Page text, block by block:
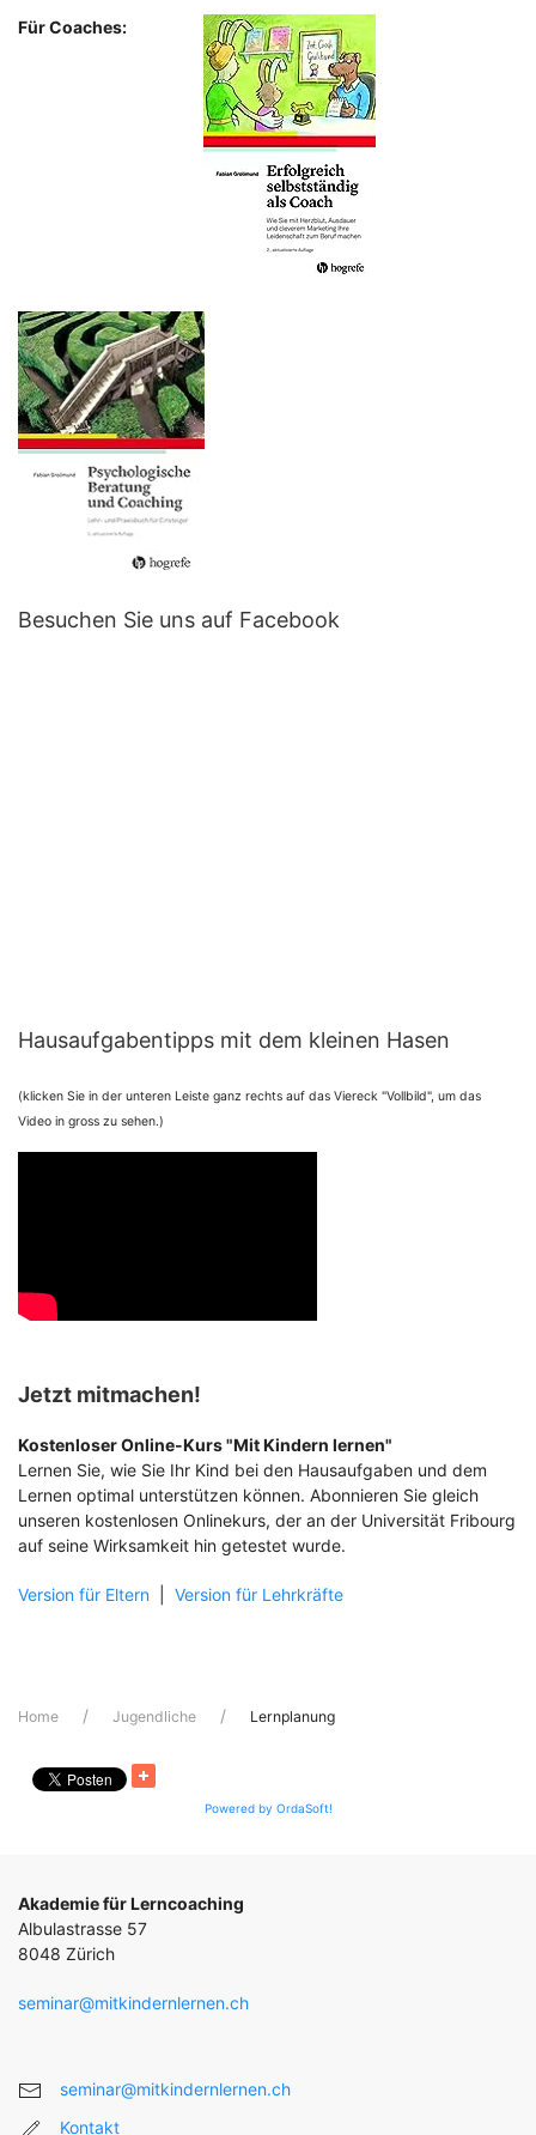
Für Coaches:
Besuchen Sie uns auf Facebook
Hausaufgabentipps mit dem kleinen Hasen
(klicken Sie in der unteren Leiste ganz rechts auf das Viereck "Vollbild", um das
Video in gross zu sehen.)
Jetzt mitmachen!
Kostenloser Online-Kurs "Mit Kindern lernen"
Lernen Sie, wie Sie Ihr Kind bei den Hausaufgaben und dem
Lernen optimal unterstützen können. Abonnieren Sie gleich
unseren kostenlosen Onlinekurs, der an der Universität Fribourg
auf seine Wirksamkeit hin getestet wurde.
Version für Eltern Version für Lehrkräfte
Home Jugendliche Lernplanung
Powered by OrdaSoft!
Akademie für Lerncoaching
Albulastrasse 57
8048 Zürich
seminar@mitkindernlernen.ch
seminar@mitkindernlernen.ch
Kontakt